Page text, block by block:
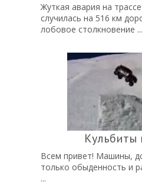
Жуткая авария на
случилась на 516 км
лобовое столкновение ...
Кульбиты
Всем привет! Машины,
только обыденность и
...